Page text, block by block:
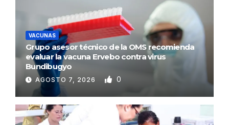
VACUNAS
Grupo asesor técnico de la OMS recomienda
evaluar la vacuna Ervebo contra virus
Bundibugyo
AGOSTO 7, 2026 0